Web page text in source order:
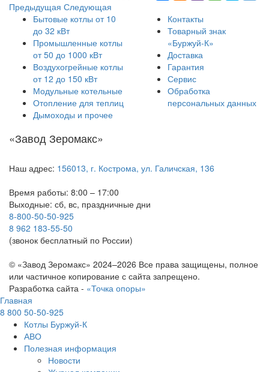
Предыдущая Следующая
Бытовые котлы от 10
до 32 кВт
Промышленные котлы
от 50 до 1000 кВт
Воздухогрейные котлы
от 12 до 150 кВт
Модульные котельные
Отопление для теплиц
Дымоходы и прочее
Контакты
Товарный знак
«Буржуй-К»
Доставка
Гарантия
Сервис
Обработка
персональных данных
«Завод Зеромакс»
Наш адрес: 156013, г. Кострома, ул. Галичская, 136
Время работы: 8:00 – 17:00
Выходные: сб, вс, праздничные дни
8-800-50-50-925
8 962 183-55-50
(звонок бесплатный по России)
© «Завод Зеромакс» 2024–2026 Все права защищены, полное
или частичное копирование с сайта запрещено.
Разработка сайта - «Точка опоры»
Главная
8 800 50-50-925
Котлы Буржуй-К
АВО
Полезная информация
Новости